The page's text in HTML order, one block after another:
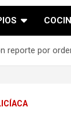
reporte por